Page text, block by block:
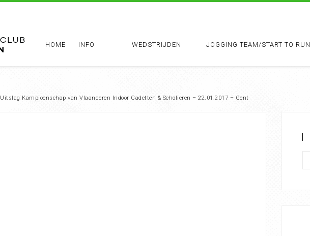
HOME INFO WEDSTRIJDEN JOGGING TEAM/START TO RUN
Uitslag Kampioenschap van Vlaanderen Indoor Cadetten & Scholieren – 22.01.2017 – Gent